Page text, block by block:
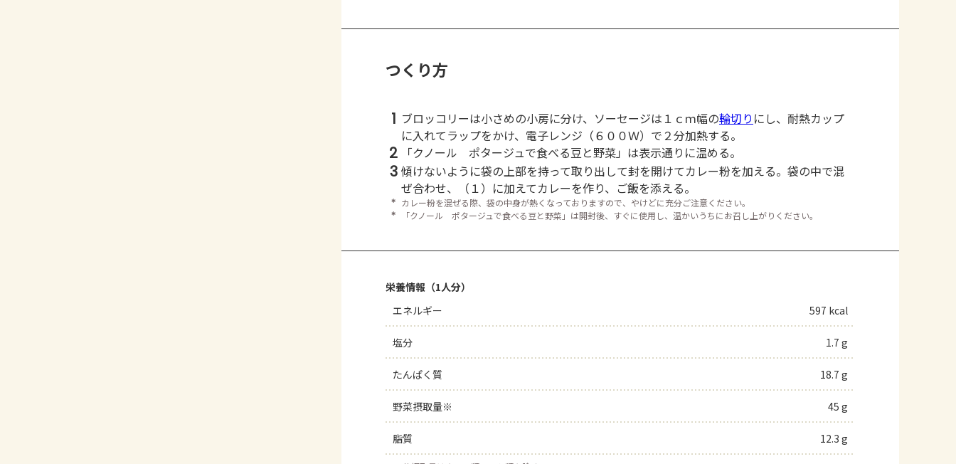
つくり方
1 ブロッコリーは小さめの小房に分け、ソーセージは１ｃｍ幅の輪切り にし、耐熱カップ
に入れてラップをかけ、電子レンジ（６００Ｗ）で２分加熱する。
2 「クノール ポタージュで食べる豆と野菜」は表示通りに温める。
3 傾けないように袋の上部を持って取り出して封を開けてカレー粉を加える。袋の中で混
ぜ合わせ、（１）に加えてカレーを作り、ご飯を添える。
＊ カレー粉を混ぜる際、袋の中身が熱くなっておりますので、やけどに充分ご注意ください。
＊
「クノール ポタージュで食べる豆と野菜」は開封後、すぐに使用し、温かいうちにお召し上がりください。
栄養情報（1人分）
エネルギー
597 kcal
塩分 1.7 g
たんぱく質 18.7 g
野菜摂取量※ 45 g
脂質 12.3 g